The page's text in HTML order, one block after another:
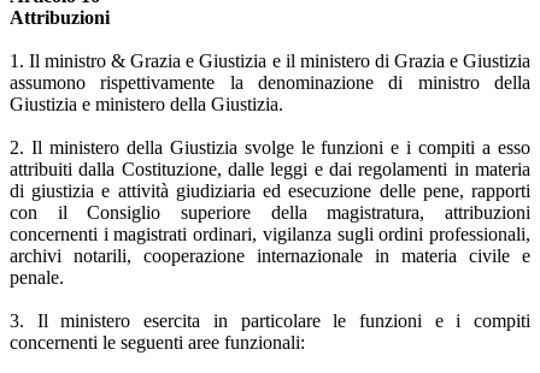
Attribuzioni
1. Il ministro & Grazia e Giustizia e il ministero di Grazia e Giustizia
assumono rispettivamente la denominazione di ministro della
Giustizia e ministero della Giustizia.
2. Il ministero della Giustizia svolge le funzioni e i compiti a esso
attribuiti dalla Costituzione, dalle leggi e dai regolamenti in materia
di giustizia e attività giudiziaria ed esecuzione delle pene, rapporti
con il Consiglio superiore della magistratura, attribuzioni
concernenti i magistrati ordinari, vigilanza sugli ordini professionali,
archivi notarili, cooperazione internazionale in materia civile e
penale.
3. Il ministero esercita in particolare le funzioni e i compiti
concernenti le seguenti aree funzionali: